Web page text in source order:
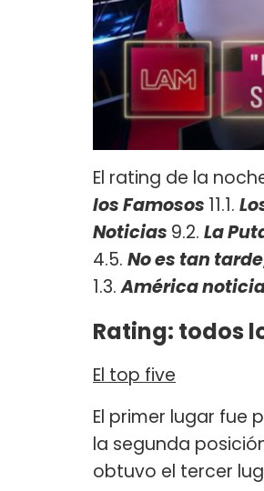
El rating de la
los Famosos 11.1.
Noticias 9.2. La
4.5. No es tan tarde
1.3.América
Rating: todos
El top five
El primer lugar fue
la segunda
obtuvo el tercer